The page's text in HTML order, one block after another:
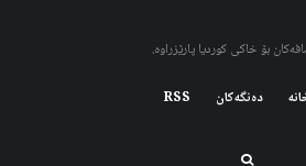
بۆ خاکی کوردیا پارێزراوە.
دەنگەکان RSS